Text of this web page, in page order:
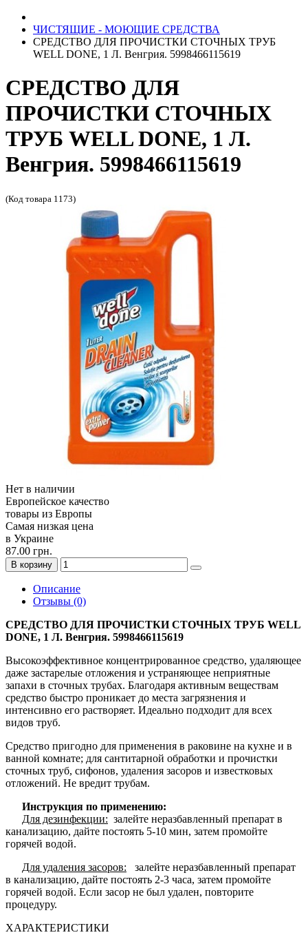
ЧИСТЯЩИЕ - МОЮЩИЕ СРЕДСТВА
СРЕДСТВО ДЛЯ ПРОЧИСТКИ СТОЧНЫХ ТРУБ
WELL DONE, 1 Л. Венгрия. 5998466115619
СРЕДСТВО ДЛЯ
ПРОЧИСТКИ СТОЧНЫХ
ТРУБ WELL DONE, 1 Л.
Венгрия. 5998466115619
(Код товара 1173)
Нет в наличии
Европейское качество
товары из Европы
Самая низкая цена
в Украине
87.00 грн.
В корзину
Описание
Отзывы (0)
СРЕДСТВО ДЛЯ ПРОЧИСТКИ СТОЧНЫХ ТРУБ WELL
DONE, 1 Л. Венгрия. 5998466115619
Высокоэффективное концентрированное средство, удаляющее
даже застарелые отложения и устраняющее неприятные
запахи в сточных трубах. Благодаря активным веществам
средство быстро проникает до места загрязнения и
интенсивно его растворяет. Идеально подходит для всех
видов труб.
Средство пригодно для применения в раковине на кухне и в
ванной комнате; для сантитарной обработки и прочистки
сточных труб, сифонов, удаления засоров и известковых
отложений. Не вредит трубам.
Инструкция по применению:
Для дезинфекции: залейте неразбавленный препарат в
канализацию, дайте постоять 5-10 мин, затем промойте
горячей водой.
Для удаления засоров: залейте неразбавленный препарат
в канализацию, дайте постоять 2-3 часа, затем промойте
горячей водой. Если засор не был удален, повторите
процедуру.
ХАРАКТЕРИСТИКИ